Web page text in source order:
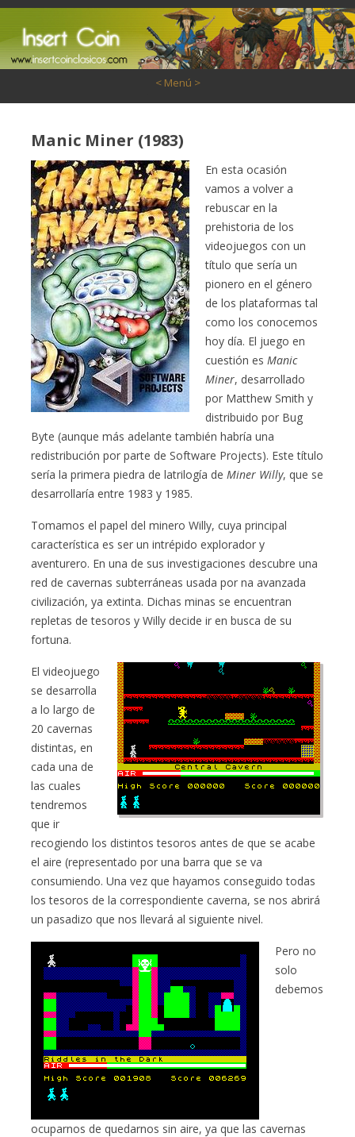
< Menú >
Manic Miner (1983)
En esta ocasión
vamos a volver a
rebuscar en la
prehistoria de los
videojuegos con un
título que sería un
pionero en el género
de los plataformas tal
como los conocemos
hoy día. El juego en
cuestión es Manic
Miner, desarrollado
por Matthew Smith y
distribuido por Bug
Byte (aunque más adelante también habría una
redistribución por parte de Software Projects). Este título
sería la primera piedra de latrilogía de Miner Willy, que se
desarrollaría entre 1983 y 1985.
Tomamos el papel del minero Willy, cuya principal
característica es ser un intrépido explorador y
aventurero. En una de sus investigaciones descubre una
red de cavernas subterráneas usada por na avanzada
civilización, ya extinta. Dichas minas se encuentran
repletas de tesoros y Willy decide ir en busca de su
fortuna.
El videojuego
se desarrolla
a lo largo de
20 cavernas
distintas, en
cada una de
las cuales
tendremos
que ir
recogiendo los distintos tesoros antes de que se acabe
el aire (representado por una barra que se va
consumiendo. Una vez que hayamos conseguido todas
los tesoros de la correspondiente caverna, se nos abrirá
un pasadizo que nos llevará al siguiente nivel.
Pero no
solo
debemos
ocuparnos de quedarnos sin aire, ya que las cavernas